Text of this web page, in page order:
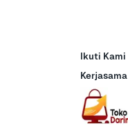
Ikuti Kami
Kerjasama